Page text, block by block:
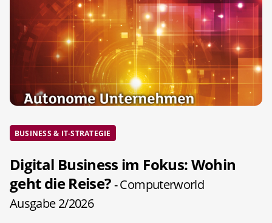
BUSINESS & IT-STRATEGIE
Digital Business im Fokus: Wohin
geht die Reise?- Computerworld
Ausgabe 2/2026